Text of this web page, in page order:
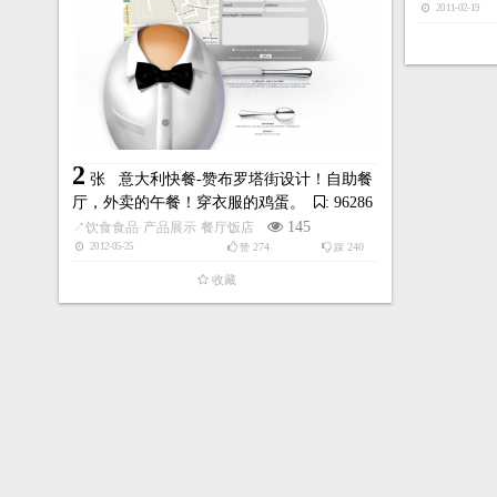
2 张 意大利快餐-赞布罗塔街设计！自助餐
厅，外卖的午餐！穿衣服的鸡蛋。
: 96286
↗饮食食品 产品展示 餐厅饭店 145
2012-05-25 踩 240
赞 274
收藏
2011-02-19